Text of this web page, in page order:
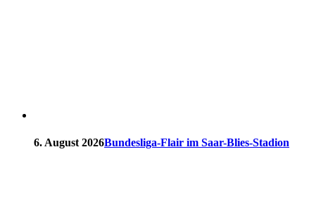
6. August 2026Bundesliga-Flair im Saar-Blies-Stadion